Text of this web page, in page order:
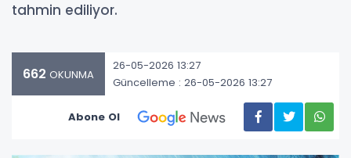
tahmin ediliyor.
662 OKUNMA
26-05-2026 13:27
Güncelleme : 26-05-2026 13:27
Abone Ol